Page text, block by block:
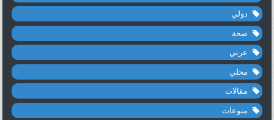
دولي
صحة
عربي
محلي
مقالات
منوعات